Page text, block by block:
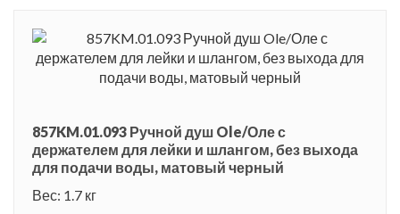
857KM.01.093 Ручной душ Ole/Оле с
держателем для лейки и шлангом, без выхода
для подачи воды, матовый черный
Вес: 1.7 кг